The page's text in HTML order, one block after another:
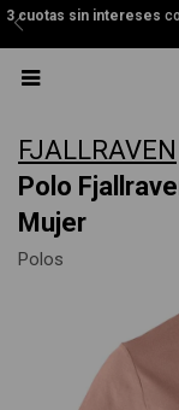
3 cuotas sin intereses

FJALLRAVEN
Polo
Mujer
Polos